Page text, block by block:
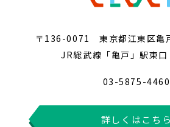
〒136-0071 東京都江東区亀
JR総武線「亀戸」駅東
03-5875-4460
詳しくはこちら